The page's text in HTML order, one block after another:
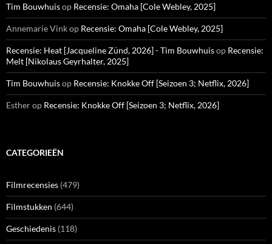
Tim Bouwhuisop Recensie: Omaha [Cole Webley, 2025]
Annemarie Vinkop Recensie: Omaha [Cole Webley, 2025]
Recensie: Heat [Jacqueline Zünd, 2026] - Tim Bouwhuisop Recensie:
Melt [Nikolaus Geyrhalter, 2025]
Tim Bouwhuisop Recensie: Knokke Off [Seizoen 3; Netflix, 2026]
Estherop Recensie: Knokke Off [Seizoen 3; Netflix, 2026]
CATEGORIEËN
Filmrecensies (479)
Filmstukken (644)
Geschiedenis (118)